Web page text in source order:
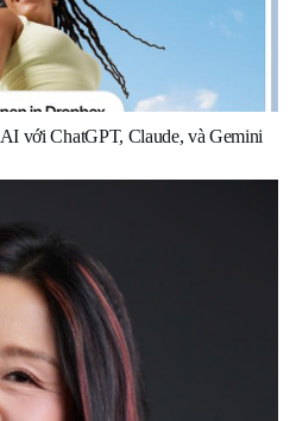
với ChatGPT, Claude, và Gemini